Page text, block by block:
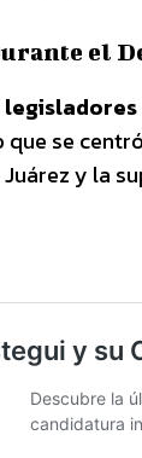
el
se
y la